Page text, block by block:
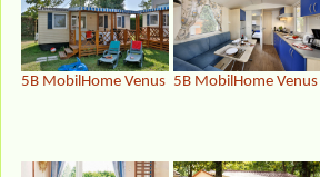
5B MobilHome Venus 5B MobilHome Venus